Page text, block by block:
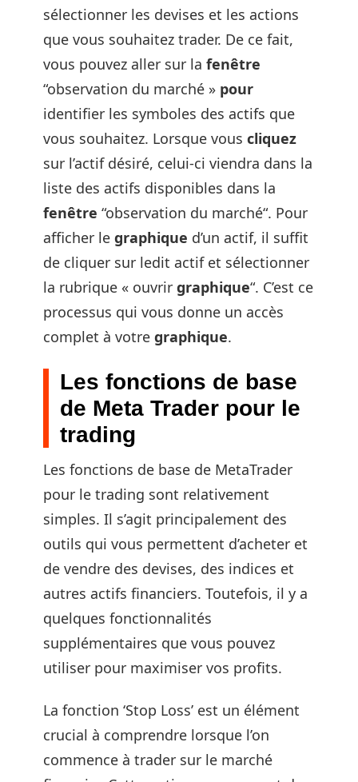
sélectionner les devises et les actions
que vous souhaitez trader. De ce fait,
vous pouvez aller sur la fenêtre
“observation du marché » pour
identifier les symboles des actifs que
vous souhaitez. Lorsque vous cliquez
sur l’actif désiré, celui-ci viendra dans la
liste des actifs disponibles dans la
fenêtre “observation du marché“. Pour
afficher le graphique d’un actif, il suffit
de cliquer sur ledit actif et sélectionner
la rubrique « ouvrir graphique“. C’est ce
processus qui vous donne un accès
complet à votre graphique.
Les fonctions de base
de Meta Trader pour le
trading
Les fonctions de base de MetaTrader
pour le trading sont relativement
simples. Il s’agit principalement des
outils qui vous permettent d’acheter et
de vendre des devises, des indices et
autres actifs financiers. Toutefois, il y a
quelques fonctionnalités
supplémentaires que vous pouvez
utiliser pour maximiser vos profits.
La fonction ‘Stop Loss’ est un élément
crucial à comprendre lorsque l’on
commence à trader sur le marché